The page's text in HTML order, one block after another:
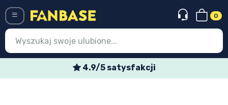
0
4.9/5 satysfakcji